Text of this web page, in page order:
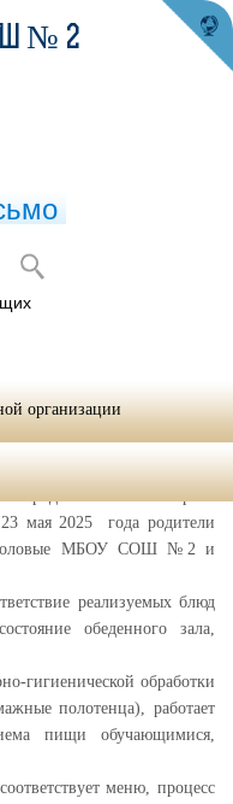
в МБОУ СОШ
СОШ",
мая 2025 года родители
столовые МБОУ СОШ №2 и
реализуемых блюд
обеденного зала,
гигиенической обработки
полотенца), работает
пищи обучающимися,
меню, процесс
№ 2
организации